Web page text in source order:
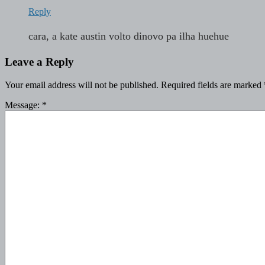
Reply
cara, a kate austin volto dinovo pa ilha huehue
Leave a Reply
Your email address will not be published. Required fields are marked
Message: *